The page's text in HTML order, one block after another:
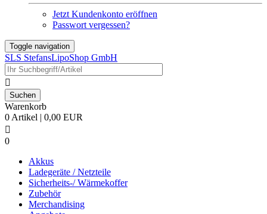
Jetzt Kundenkonto eröffnen
Passwort vergessen?
Toggle navigation
SLS StefansLipoShop GmbH

Warenkorb
0 Artikel | 0,00 EUR

0
Akkus
Ladegeräte / Netzteile
Sicherheits-/ Wärmekoffer
Zubehör
Merchandising